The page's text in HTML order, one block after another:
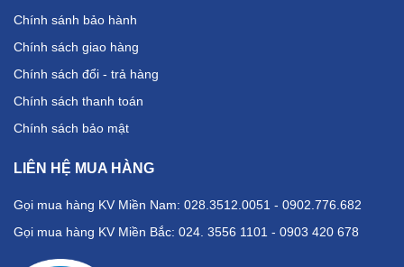
Chính sánh bảo hành
Chính sách giao hàng
Chính sách đổi - trả hàng
Chính sách thanh toán
Chính sách bảo mật
LIÊN HỆ MUA HÀNG
Gọi mua hàng KV Miền Nam: 028.3512.0051 - 0902.776.682
Gọi mua hàng KV Miền Bắc: 024. 3556 1101 - 0903 420 678